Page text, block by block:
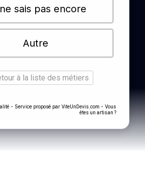
sais pas encore
Autre
à la liste des métiers
- Service proposé par ViteUnDevis.com - Vous
êtes un artisan ?